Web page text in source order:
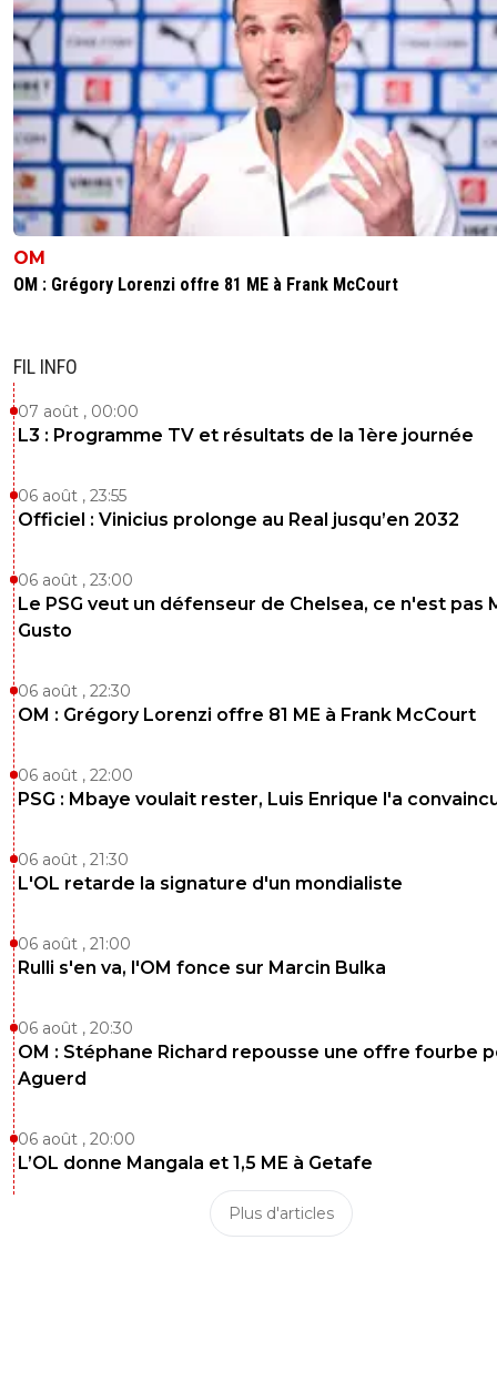
3+ Répondre
alex 22 décembre 2025 à 12:00 +1685
oui clairement il a apporté offensivement
assez maladroit dans le dernier geste et il etait
present defensivement .. il ne faut pas oublier
defense etait une defense hybride
3 + Répondre
OM
OM : Grégory Lorenzi offre 81 ME à Frank McCourt
FIL INFO
07 août , 00:00
L3 : Programme TV et résultats de la 1ère journée
06 août , 23:55
Officiel : Vinicius prolonge au Real jusqu’en 2032
06 août , 23:00
Le PSG veut un défenseur de Chelsea, ce n'est pas
Gusto
06 août , 22:30
OM : Grégory Lorenzi offre 81 ME à Frank McCourt
06 août , 22:00
PSG : Mbaye voulait rester, Luis Enrique l'a
06 août , 21:30
L'OL retarde la signature d'un mondialiste
06 août , 21:00
Rulli s'en va, l'OM fonce sur Marcin Bulka
06 août , 20:30
OM : Stéphane Richard repousse une offre fourbe
Aguerd
06 août , 20:00
L’OL donne Mangala et 1,5 ME à Getafe
Plus d'articles